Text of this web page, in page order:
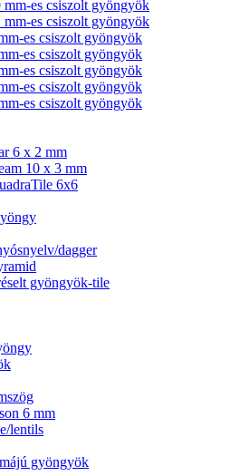
mm-es csiszolt gyöngyök
mm-es csiszolt gyöngyök
es csiszolt gyöngyök
es csiszolt gyöngyök
es csiszolt gyöngyök
es csiszolt gyöngyök
es csiszolt gyöngyök
6 x 2 mm
10 x 3 mm
6x6
dagger
gyöngyök-tile
6 mm
lentils
gyöngyök